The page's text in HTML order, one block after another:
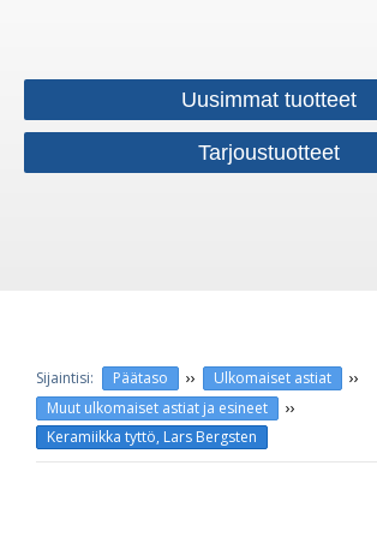
Uusimmat tuotteet
Tarjoustuotteet
Päätaso ›› Ulkomaiset astiat ››
Muut ulkomaiset astiat ja esineet ››
Keramiikka tyttö, Lars Bergsten